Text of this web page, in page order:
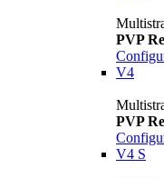
PVP
V4
PVP
V4 S